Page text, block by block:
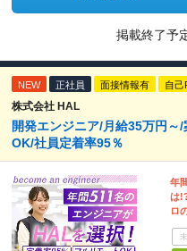
掲載終了予
NEW 正社員 面接情報有 自己
株式会社 HAL
開発エンジニア/月給35万円～
OK/社員定着率95％
年
は
ロ